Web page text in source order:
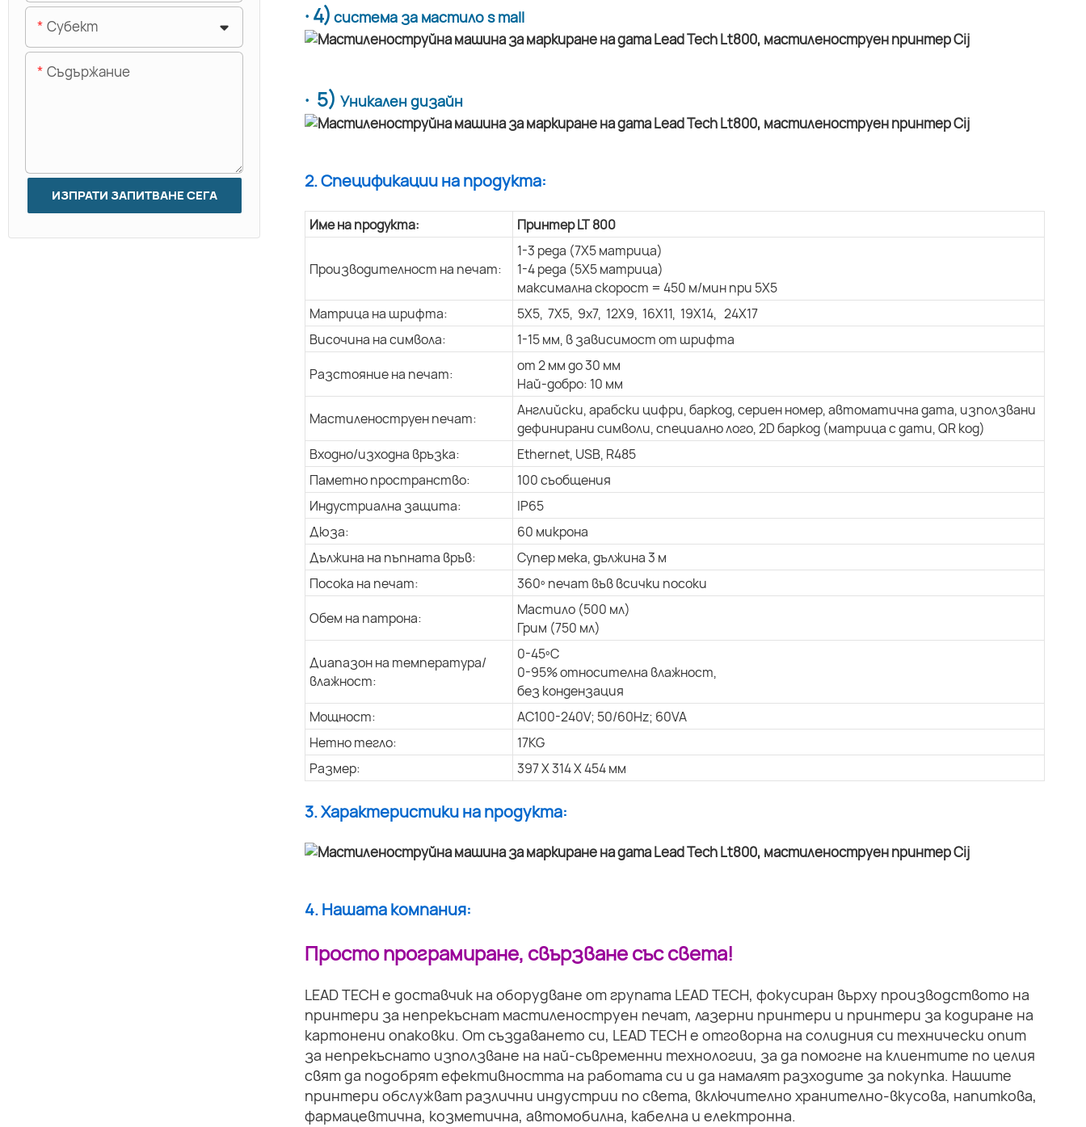
· 4) система за мастило s mall
· 5)Уникален дизайн
2. Спецификации на продукта:
Име на продукта: Принтер LT 800
Производителност на печат:
1-3 реда (7X5 матрица)
1-4 реда (5X5 матрица)
максимална скорост = 450 м/мин при 5X5
Матрица на шрифта:
5X5, 7X5, 9x7, 12X9, 16X11, 19X14, 24X17
Височина на символа:
1-15 мм, в зависимост от шрифта
Разстояние на печат:
от 2 мм до 30 мм
Най-добро: 10 мм
Мастиленоструен печат:
Английски, арабски цифри, баркод, сериен номер, автоматична дата, използвани
дефинирани символи, специално лого, 2D баркод (матрица с дати, QR код)
Входно/изходна връзка:
Ethernet, USB, R485
Паметно пространство:
100 съобщения
Индустриална защита:
IP65
Дюза:
60 микрона
Дължина на пъпната връв:
Супер мека, дължина 3 м
Посока на печат:
360º печат във всички посоки
Обем на патрона:
Мастило (500 мл)
Грим (750 мл)
Диапазон на температура/
влажност:
0-45ºC
0-95% относителна влажност,
без кондензация
Мощност:
AC100-240V; 50/60Hz; 60VA
Нетно тегло:
17KG
Размер:
397 X 314 X 454 мм
3. Характеристики на продукта:
4. Нашата компания:
Просто програмиране, свързване със света!
LEAD TECH е доставчик на оборудване от групата LEAD TECH, фокусиран върху производството на
принтери за непрекъснат мастиленоструен печат, лазерни принтери и принтери за кодиране на
картонени опаковки. От създаването си, LEAD TECH е отговорна на солидния си технически опит
за непрекъснато използване на най-съвременни технологии, за да помогне на клиентите по целия
свят да подобрят ефективността на работата си и да намалят разходите за покупка. Нашите
принтери обслужват различни индустрии по света, включително хранително-вкусова, напиткова,
фармацевтична, козметична, автомобилна, кабелна и електронна.
Субект
Съдържание
ИЗПРАТИ ЗАПИТВАНЕ СЕГА